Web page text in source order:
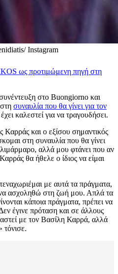
Instagram
ως προτιμώμενη πηγή στη
στο Buongiorno και
συναυλία που θα γίνει για τον
καλεστεί για να τραγουδήσει.
Καρράς και ο εξίσου σημαντικός
στη συναυλία που θα γίνει
αλλά μου φτάνει που αν
θα ήθελε ο ίδιος να είμαι
με αυτά τα πράγματα,
ασχοληθώ στη ζωή μου. Απλά τα
κάποια πράγματα, πρέπει να
έγινε πρόταση και σε άλλους
με τον Βασίλη Καρρά, αλλά
τόνισε.